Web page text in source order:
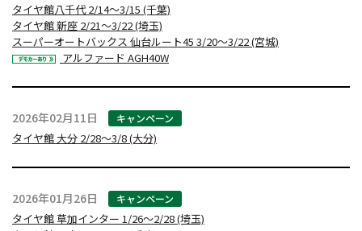
タイヤ館八千代 2/14～3/15 (千葉)
タイヤ館 新座 2/21～3/22 (埼玉)
スーパーオートバックス 仙台ルート45 3/20～3/22 (宮城)
アルファード AGH40W
2026年02月11日 キャンペーン
タイヤ館 大分 2/28～3/8 (大分)
2026年01月26日 キャンペーン
タイヤ館 草加インター 1/26～2/28 (埼玉)